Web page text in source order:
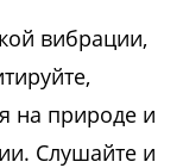
вибрации,
на природе и
Слушайте и